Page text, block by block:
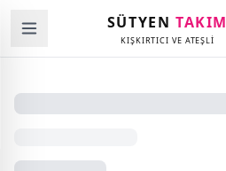
SÜTYENTAKIM
KIŞKIRTICI VE ATEŞLİ